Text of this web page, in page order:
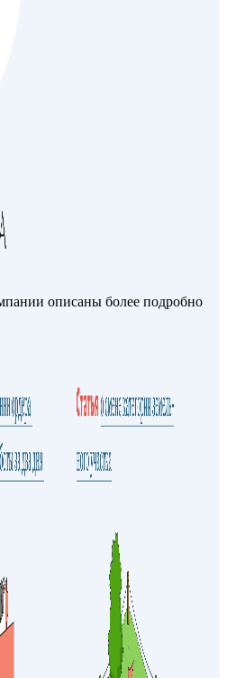
описаны более подробно